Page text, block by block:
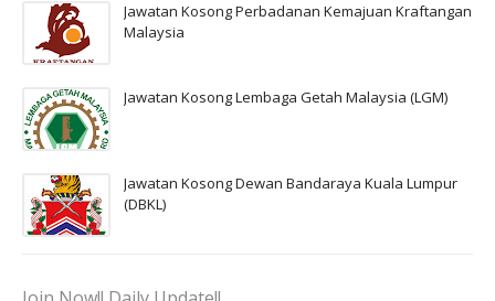
Jawatan Kosong Perbadanan Kemajuan Kraftangan
Malaysia
Jawatan Kosong Lembaga Getah Malaysia (LGM)
Jawatan Kosong Dewan Bandaraya Kuala Lumpur
(DBKL)